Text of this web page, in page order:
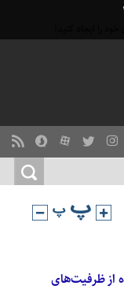
از ظرفیت‌های